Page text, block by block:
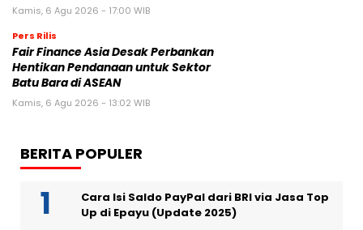
Kamis, 6 Agu 2026 - 17:00 WIB
Pers Rilis
Fair Finance Asia Desak Perbankan
Hentikan Pendanaan untuk Sektor
Batu Bara di ASEAN
Kamis, 6 Agu 2026 - 13:02 WIB
BERITA POPULER
Cara Isi Saldo PayPal dari BRI via Jasa Top
Up di Epayu (Update 2025)